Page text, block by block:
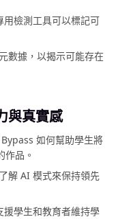
檢測工具可以標記可
數據，以揭示可能存在
與真實感
如何幫助學生將
品。
解 AI 模式來保持領先
學生和教育者維持學